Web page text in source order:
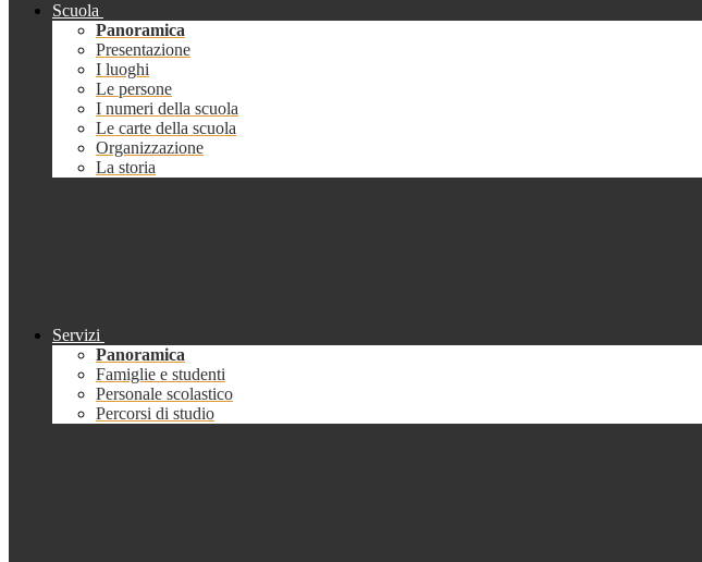
Scuola
Panoramica
Presentazione
I luoghi
Le persone
I numeri della scuola
Le carte della scuola
Organizzazione
La storia
Servizi
Panoramica
Famiglie e studenti
Personale scolastico
Percorsi di studio